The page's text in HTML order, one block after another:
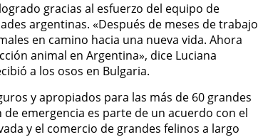
gracias al esfuerzo del equipo de
argentinas. «Después de meses de trabajo
en camino hacia una nueva vida. Ahora
animal en Argentina», dice Luciana
a los osos en Bulgaria.
y apropiados para las más de 60 grandes
emergencia es parte de un acuerdo con el
y el comercio de grandes felinos a largo